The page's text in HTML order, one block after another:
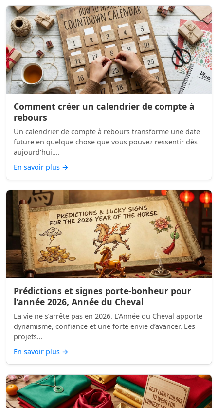
Comment créer un calendrier de compte à
rebours
Un calendrier de compte à rebours transforme une date
future en quelque chose que vous pouvez ressentir dès
aujourd'hui....
En savoir plus →
Prédictions et signes porte-bonheur pour
l'année 2026, Année du Cheval
La vie ne s’arrête pas en 2026. L’Année du Cheval apporte
dynamisme, confiance et une forte envie d’avancer. Les
projets...
En savoir plus →